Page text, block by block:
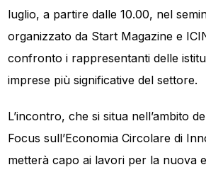
luglio, a partire dalle 10.00, nel
organizzato da Start Magazine e
confronto i rappresentanti delle
imprese più significative del settore.
L’incontro, che si situa nell’ambito
Focus sull’Economia Circolare di
metterà capo ai lavori per la nuova